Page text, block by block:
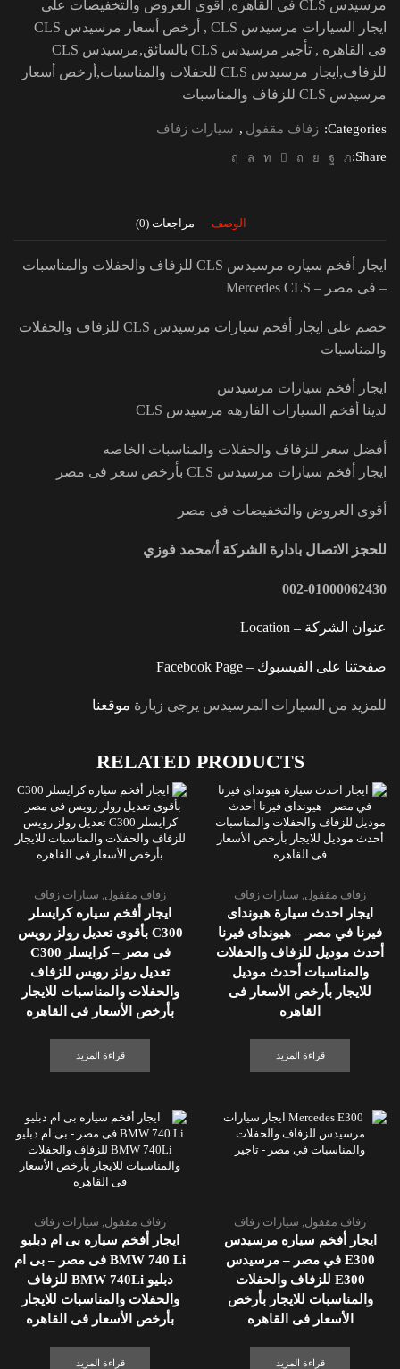
مرسيدس CLS فى القاهره, أقوى العروض والتخفيضات على
ايجار السيارات مرسيدس CLS , أرخص أسعار مرسيدس CLS
فى القاهره , تأجير مرسيدس CLS بالسائق,مرسيدس CLS
للزفاف,ايجار مرسيدس CLS للحفلات والمناسبات,أرخص أسعار
مرسيدس CLS للزفاف والمناسبات
Categories: زفاف مقفول , سيارات زفاف
Share:
الوصف مراجعات (0)
ايجار أفخم سياره مرسيدس CLS للزفاف والحفلات والمناسبات
– فى مصر – Mercedes CLS
خصم على ايجار أفخم سيارات مرسيدس CLS للزفاف والحفلات
والمناسبات
ايجار أفخم سيارات مرسيدس
لدينا أفخم السيارات الفارهه مرسيدس CLS
أفضل سعر للزفاف والحفلات والمناسبات الخاصه
ايجار أفخم سيارات مرسيدس CLS بأرخص سعر فى مصر
أقوى العروض والتخفيضات فى مصر
للحجز الاتصال بادارة الشركة أ/محمد فوزي
002-01000062430
عنوان الشركة – Location
صفحتنا على الفيسبوك – Facebook Page
للمزيد من السيارات المرسيدس يرجى زيارة موقعنا
RELATED PRODUCTS
زفاف مقفول, سيارات زفاف
ايجار احدث سيارة هيونداى
فيرنا في مصر – هيونداى فيرنا
أحدث موديل للزفاف والحفلات
والمناسبات أحدث موديل
للايجار بأرخص الأسعار فى
القاهره
قراءة المزيد
زفاف مقفول, سيارات زفاف
ايجار أفخم سياره كرايسلر
C300 بأقوى تعديل رولز رويس
فى مصر – كرايسلر C300
تعديل رولز رويس للزفاف
والحفلات والمناسبات للايجار
بأرخص الأسعار فى القاهره
قراءة المزيد
زفاف مقفول سيارات زفاف
ايجار أفخم سياره مرسيدس
E300 في مصر – مرسيدس
E300 للزفاف والحفلات
والمناسبات للايجار بأرخص
الأسعار فى القاهره
قراءة المزيد
زفاف مقفول سيارات زفاف
ايجار أفخم سياره بى ام دبليو
BMW 740 Li فى مصر – بى ام
دبليو BMW 740Li للزفاف
والحفلات والمناسبات للايجار
بأرخص الأسعار فى القاهره
قراءة المزيد